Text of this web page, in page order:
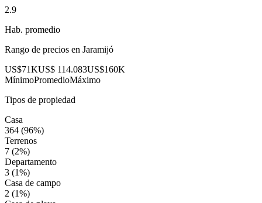
2.9
Hab. promedio
Rango de precios en Jaramijó
US$71KUS$ 114.083US$160K
MínimoPromedioMáximo
Tipos de propiedad
Casa
364 (96%)
Terrenos
7 (2%)
Departamento
3 (1%)
Casa de campo
2 (1%)